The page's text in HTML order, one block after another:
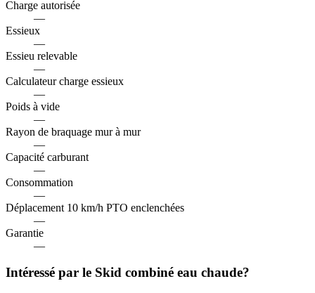
Charge autorisée
—
Essieux
—
Essieu relevable
—
Calculateur charge essieux
—
Poids à vide
—
Rayon de braquage mur à mur
—
Capacité carburant
—
Consommation
—
Déplacement 10 km/h PTO enclenchées
—
Garantie
—
Intéressé par le Skid combiné eau chaude?